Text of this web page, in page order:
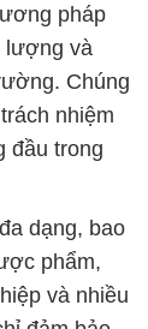
pháp
lượng và
Chúng
nhiệm
đầu trong
dạng, bao
phẩm,
và nhiều